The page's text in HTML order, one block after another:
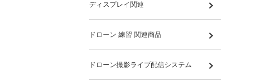
ディスプレイ関連
ドローン 練習 関連商品
ドローン撮影ライブ配信システム